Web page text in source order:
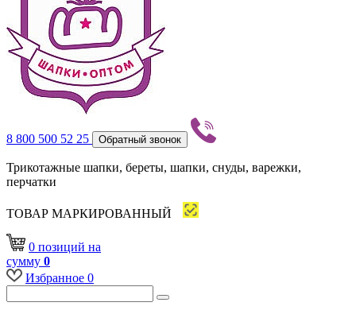
8 800 500 52 25 Обратный звонок
Трикотажные шапки, береты, шапки, снуды, варежки,
перчатки
ТОВАР МАРКИРОВАННЫЙ
0 позиций на
сумму 0
Избранное 0